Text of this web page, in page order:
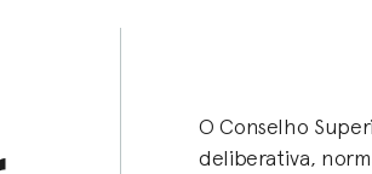
O Conselho
deliberativa,